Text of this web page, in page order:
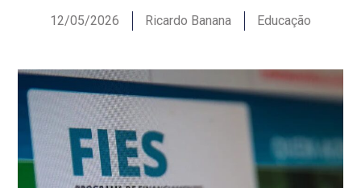
12/05/2026 Ricardo Banana Educação